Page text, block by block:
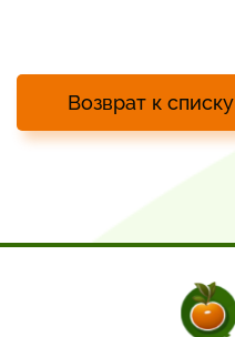
Возврат к списку